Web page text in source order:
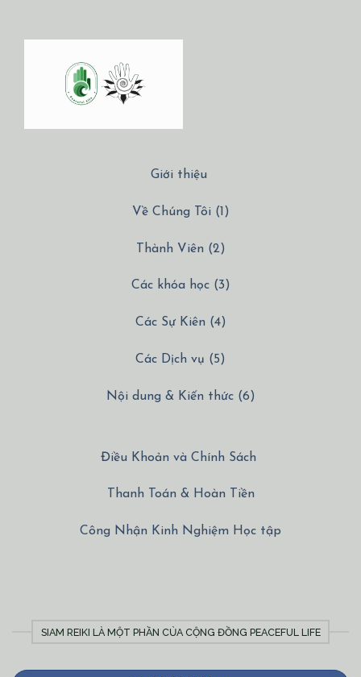
Giới thiệu
Về Chúng Tôi (1)
Thành Viên (2)
Các khóa học (3)
Các Sự Kiên (4)
Các Dịch vụ (5)
Nội dung & Kiến thức (6)
Điều Khoản và Chính Sách
Thanh Toán & Hoàn Tiền
Công Nhận Kinh Nghiệm Học tập
SIAM REIKI LÀ MỘT PHẦN CỦA CỘNG ĐỒNG PEACEFUL LIFE